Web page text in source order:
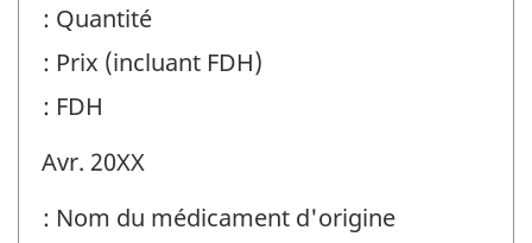
: Quantité
: Prix (incluant FDH)
: FDH
Avr. 20XX
: Nom du médicament d'origine